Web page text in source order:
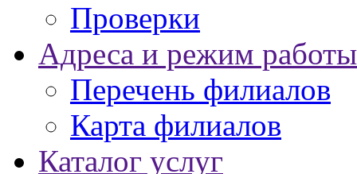
Проверки
Адреса и режим работы
Перечень филиалов
Карта филиалов
Каталог услуг